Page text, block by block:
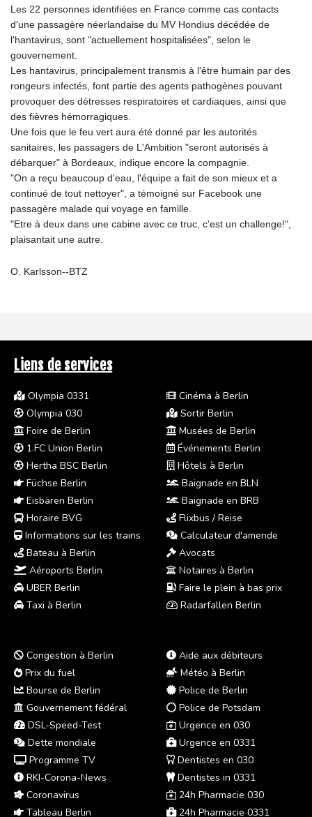
Les 22 personnes identifiées en France comme cas contacts
d'une passagère néerlandaise du MV Hondius décédée de
l'hantavirus, sont "actuellement hospitalisées", selon le
gouvernement.
Les hantavirus, principalement transmis à l'être humain par des
rongeurs infectés, font partie des agents pathogènes pouvant
provoquer des détresses respiratoires et cardiaques, ainsi que
des fièvres hémorragiques.
Une fois que le feu vert aura été donné par les autorités
sanitaires, les passagers de L'Ambition "seront autorisés à
débarquer" à Bordeaux, indique encore la compagnie.
"On a reçu beaucoup d'eau, l'équipe a fait de son mieux et a
continué de tout nettoyer", a témoigné sur Facebook une
passagère malade qui voyage en famille.
"Etre à deux dans une cabine avec ce truc, c'est un challenge!",
plaisantait une autre.
O. Karlsson--BTZ
Liens de services
Olympia 0331
Olympia 030
Foire de Berlin
1.FC Union Berlin
Hertha BSC Berlin
Füchse Berlin
Eisbären Berlin
Horaire BVG
Informations sur les trains
Bateau à Berlin
Aéroports Berlin
UBER Berlin
Taxi à Berlin
Cinéma à Berlin
Sortir Berlin
Musées de Berlin
Événements Berlin
Hôtels à Berlin
Baignade en BLN
Baignade en BRB
Flixbus / Reise
Calculateur d'amende
Avocats
Notaires à Berlin
Faire le plein à bas prix
Radarfallen Berlin
Congestion à Berlin
Prix du fuel
Bourse de Berlin
Gouvernement fédéral
DSL-Speed-Test
Dette mondiale
Programme TV
RKI-Corona-News
Coronavirus
Tableau Berlin
Aide aux débiteurs
Météo à Berlin
Police de Berlin
Police de Potsdam
Urgence en 030
Urgence en 0331
Dentistes en 030
Dentistes in 0331
24h Pharmacie 030
24h Pharmacie 0331